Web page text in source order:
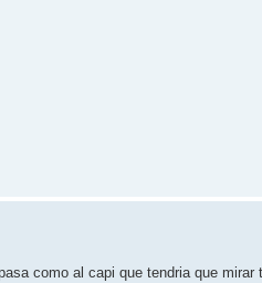
como al capi que tendria que mirar